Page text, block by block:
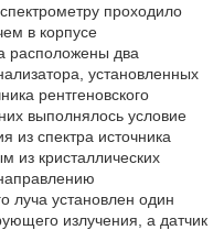
проходило
в корпусе
расположены два
установленных
рентгеновского
выполнялось условие
из спектра источника
из кристаллических
луча установлен один
излучения, а датчик